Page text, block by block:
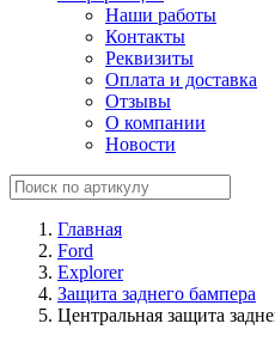
Наши работы
Контакты
Реквизиты
Оплата и доставка
Отзывы
О компании
Новости
Главная
Ford
Explorer
Защита заднего бампера
Центральная защита